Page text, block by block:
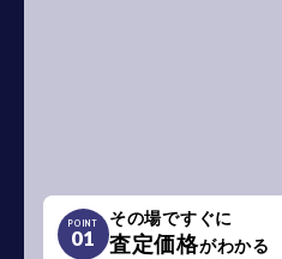
POINT
01
その場ですぐに
査定価格がわかる